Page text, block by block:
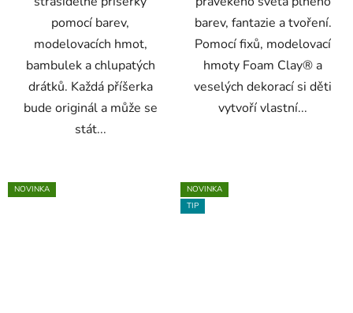
pomocí barev,
modelovacích hmot,
bambulek a chlupatých
drátků. Každá příšerka
bude originál a může se
stát...
barev, fantazie a tvoření.
Pomocí fixů, modelovací
hmoty Foam Clay® a
veselých dekorací si děti
vytvoří vlastní...
NOVINKA
NOVINKA
TIP